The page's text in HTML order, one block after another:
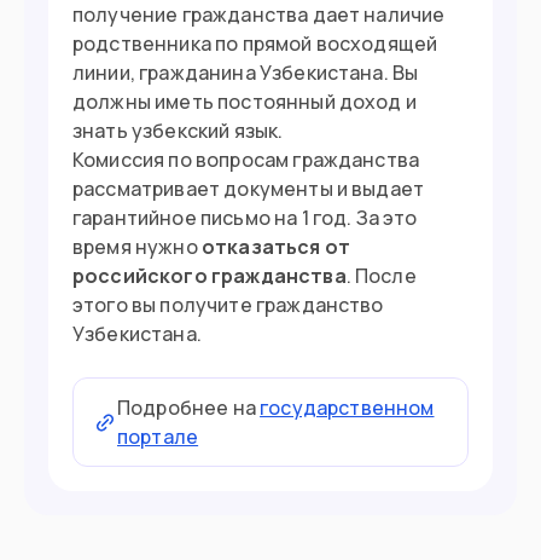
Въезд в страну
Документ Загранпаспорт
Виза
Виза не нужна, если есть
регистрация
получение гражданства дает наличие
родственника по прямой восходящей
линии, гражданина Узбекистана. Вы
должны иметь постоянный доход и
знать узбекский язык.
Комиссия по вопросам гражданства
рассматривает документы и выдает
гарантийное письмо на 1 год. За это
время нужноотказаться от
российского гражданства. После
этого вы получите гражданство
Узбекистана.
Подробнее нагосударственном
портале